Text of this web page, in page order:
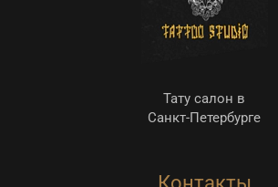
Тату салон в
Санкт-Петербурге